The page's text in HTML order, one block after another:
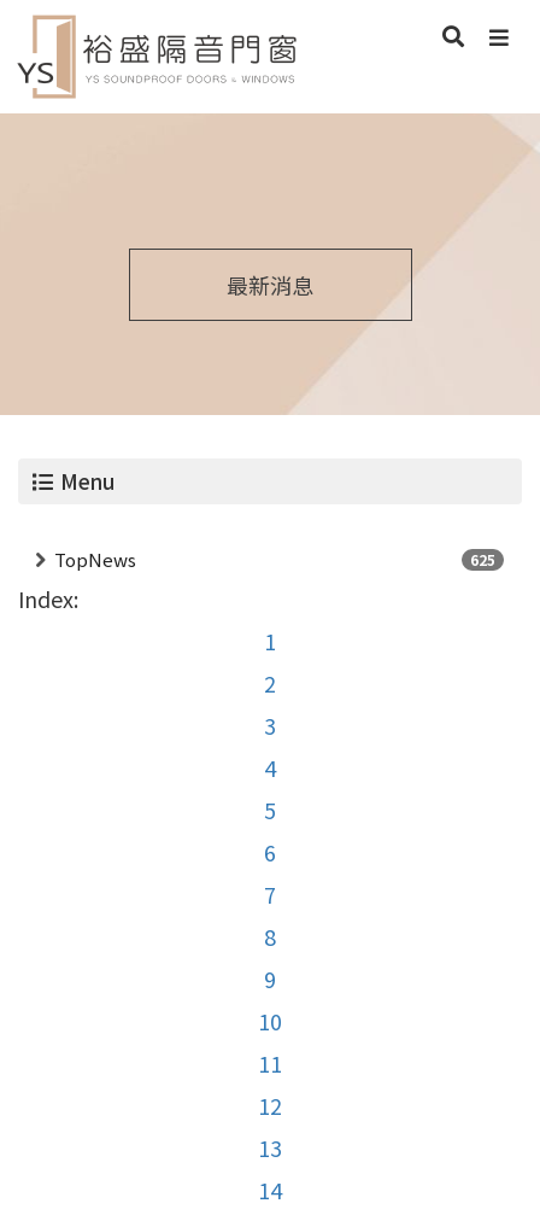
最新消息
Menu
TopNews 625
Index:
1
2
3
4
5
6
7
8
9
10
11
12
13
14